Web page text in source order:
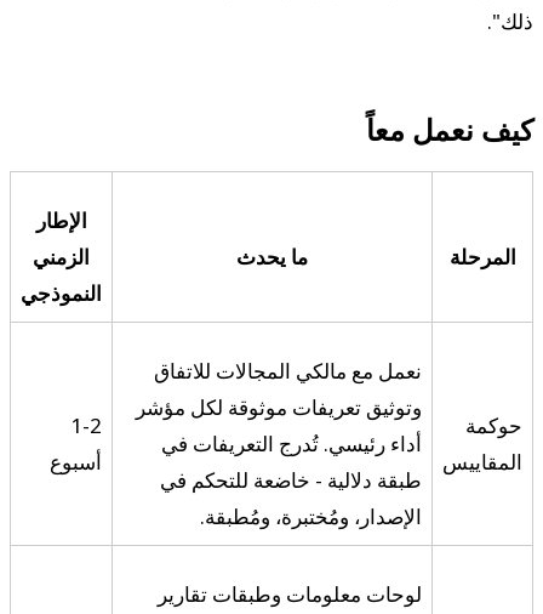
ذلك".
كيف نعمل معاً
المرحلة ما يحدث
الإطار
الزمني
النموذجي
حوكمة
المقاييس
نعمل مع مالكي المجالات للاتفاق
وتوثيق تعريفات موثوقة لكل مؤشر
أداء رئيسي. تُدرج التعريفات في
طبقة دلالية - خاضعة للتحكم في
الإصدار، ومُختبرة، ومُطبقة.
1-2
أسبوع
لوحات معلومات وطبقات تقارير